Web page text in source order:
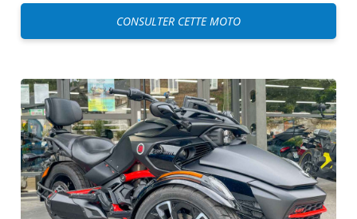
CONSULTER CETTE MOTO